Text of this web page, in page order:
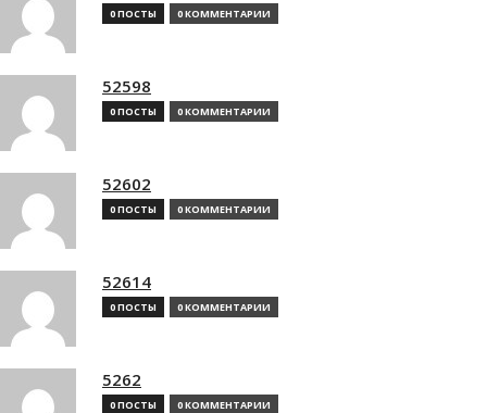
0 ПОСТЫ 0 КОММЕНТАРИИ
52598
0 ПОСТЫ 0 КОММЕНТАРИИ
52602
0 ПОСТЫ 0 КОММЕНТАРИИ
52614
0 ПОСТЫ 0 КОММЕНТАРИИ
5262
0 ПОСТЫ 0 КОММЕНТАРИИ